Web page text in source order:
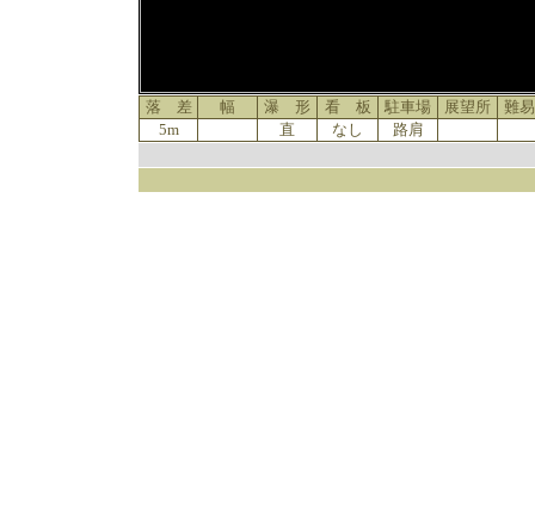
落 差 幅 瀑 形 看 板 駐車場 展望所
難
5m
直 なし 路肩